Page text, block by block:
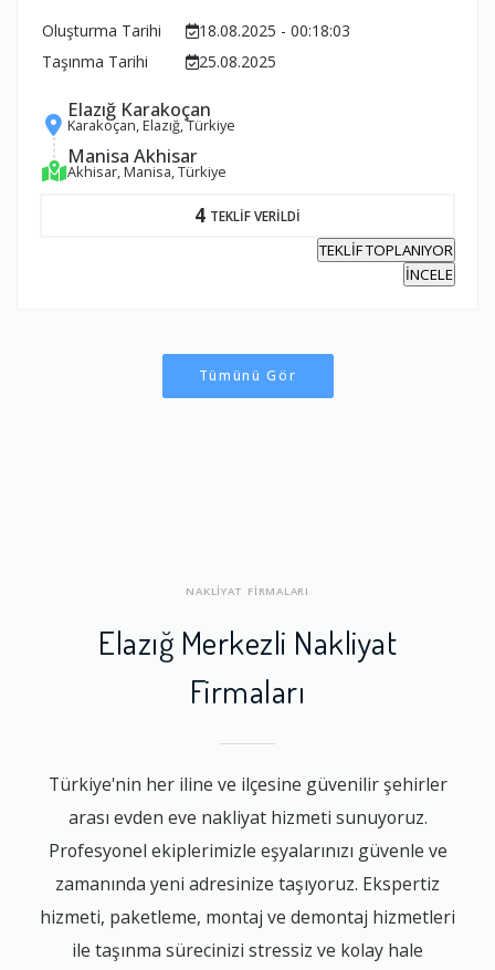
Oluşturma Tarihi
18.08.2025 - 00:18:03
Taşınma Tarihi
25.08.2025
Elazığ Karakoçan
Karakoçan, Elazığ, Türkiye
Manisa Akhisar
Akhisar, Manisa, Türkiye
4 TEKLİF VERİLDİ
TEKLİF TOPLANIYOR
İNCELE
Tümünü Gör
NAKLİYAT FİRMALARI
Elazığ Merkezli Nakliyat
Firmaları
Türkiye'nin her iline ve ilçesine güvenilir şehirler
arası evden eve nakliyat hizmeti sunuyoruz.
Profesyonel ekiplerimizle eşyalarınızı güvenle ve
zamanında yeni adresinize taşıyoruz. Ekspertiz
hizmeti, paketleme, montaj ve demontaj hizmetleri
ile taşınma sürecinizi stressiz ve kolay hale